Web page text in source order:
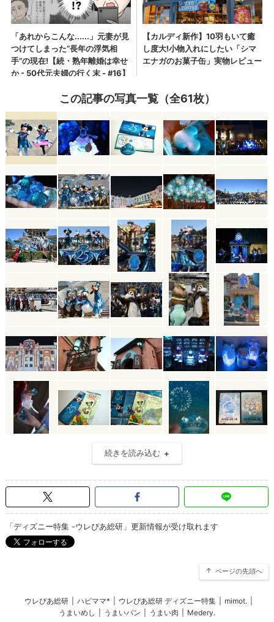
この記事の写真一覧（全61枚）
続きを読み込む
「ディズニー特集 -ウレぴあ総研」更新情報が受け取れます
ページの先頭へ
ウレぴあ総研 ハピママ* ウレぴあ総研 ディズニー特集 mimot.
うまいめし
うまいパン うまい肉 Medery.